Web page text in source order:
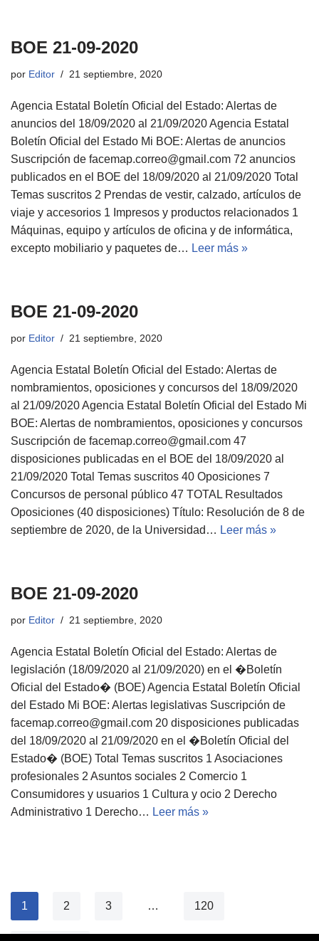
BOE 21-09-2020
por Editor 21 septiembre, 2020
Agencia Estatal Boletín Oficial del Estado: Alertas de
anuncios del 18/09/2020 al 21/09/2020 Agencia Estatal
Boletín Oficial del Estado Mi BOE: Alertas de anuncios
Suscripción de facemap.correo@gmail.com 72 anuncios
publicados en el BOE del 18/09/2020 al 21/09/2020 Total
Temas suscritos 2 Prendas de vestir, calzado, artículos de
viaje y accesorios 1 Impresos y productos relacionados 1
Máquinas, equipo y artículos de oficina y de informática,
excepto mobiliario y paquetes de… Leer más »
BOE 21-09-2020
por Editor 21 septiembre, 2020
Agencia Estatal Boletín Oficial del Estado: Alertas de
nombramientos, oposiciones y concursos del 18/09/2020
al 21/09/2020 Agencia Estatal Boletín Oficial del Estado Mi
BOE: Alertas de nombramientos, oposiciones y concursos
Suscripción de facemap.correo@gmail.com 47
disposiciones publicadas en el BOE del 18/09/2020 al
21/09/2020 Total Temas suscritos 40 Oposiciones 7
Concursos de personal público 47 TOTAL Resultados
Oposiciones (40 disposiciones) Título: Resolución de 8 de
septiembre de 2020, de la Universidad… Leer más »
BOE 21-09-2020
por Editor 21 septiembre, 2020
Agencia Estatal Boletín Oficial del Estado: Alertas de
legislación (18/09/2020 al 21/09/2020) en el �Boletín
Oficial del Estado� (BOE) Agencia Estatal Boletín Oficial
del Estado Mi BOE: Alertas legislativas Suscripción de
facemap.correo@gmail.com 20 disposiciones publicadas
del 18/09/2020 al 21/09/2020 en el �Boletín Oficial del
Estado� (BOE) Total Temas suscritos 1 Asociaciones
profesionales 2 Asuntos sociales 2 Comercio 1
Consumidores y usuarios 1 Cultura y ocio 2 Derecho
Administrativo 1 Derecho… Leer más »
1 2 3 … 120